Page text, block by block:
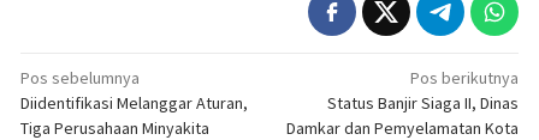
Navigasi
pos
Pos sebelumnya
Diidentifikasi Melanggar Aturan,
Tiga Perusahaan Minyakita
Pos berikutnya
Status Banjir Siaga II, Dinas
Damkar dan Pemyelamatan Kota